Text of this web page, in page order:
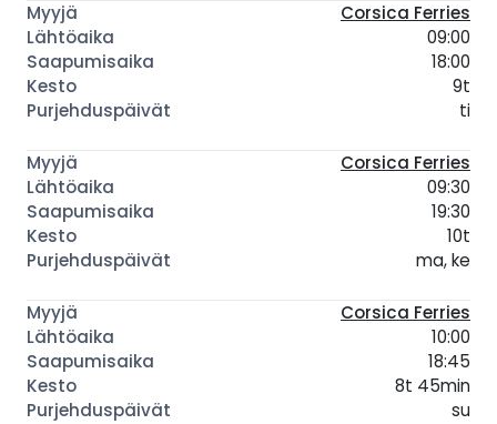
Corsica Ferries
09:00
18:00
9t
ti
Corsica Ferries
09:30
19:30
10t
ma, ke
Corsica Ferries
10:00
18:45
8t 45min
su